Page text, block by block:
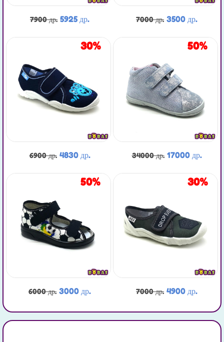
5925 др.
7900 др.
30%
4830 др.
6900 др.
50%
3000 др.
6000 др.
3500 др.
7000 др.
50%
17000 др.
34000 др.
30%
4900 др.
7000 др.